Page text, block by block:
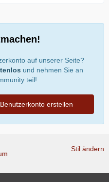
auf unserer Seite?
und nehmen Sie an
teil!
Benutzerkonto erstellen
Stil ändern